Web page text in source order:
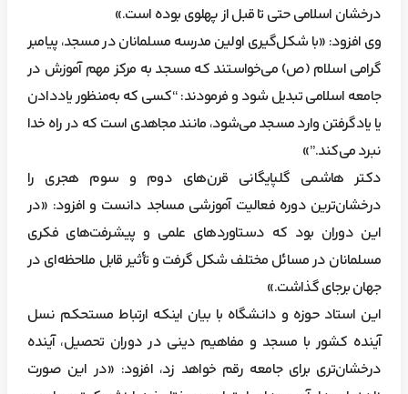
درخشان اسلامی حتی تا قبل از پهلوی بوده است.»
وی افزود: «با شکل‌گیری اولین مدرسه مسلمانان در مسجد، پیامبر
گرامی اسلام (ص) می‌خواستند که مسجد به مرکز مهم آموزش در
جامعه اسلامی تبدیل شود و فرمودند: “کسی که به‌منظور یاددادن
یا یادگرفتن وارد مسجد می‌شود، مانند مجاهدی است که در راه خدا
نبرد می‌کند.”»
دکتر هاشمی گلپایگانی قرن‌های دوم و سوم هجری را
درخشان‌ترین دوره فعالیت آموزشی مساجد دانست و افزود: «در
این دوران بود که دستاوردهای علمی و پیشرفت‌های فکری
مسلمانان در مسائل مختلف شکل گرفت و تأثیر قابل ملاحظه‌ای در
جهان برجای گذاشت.»
این استاد حوزه و دانشگاه با بیان اینکه ارتباط مستحکم نسل
آینده کشور با مسجد و مفاهیم دینی در دوران تحصیل، آینده
درخشان‌تری برای جامعه رقم خواهد زد، افزود: «در این صورت